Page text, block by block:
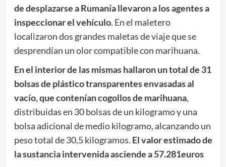
de desplazarse a Rumanía llevaron a los agentes a
inspeccionar el vehículo. En el maletero
localizaron dos grandes maletas de viaje que se
desprendían un olor compatible con marihuana.
En el interior de las mismas hallaron un total de 31
bolsas de plástico transparentes envasadas al
vacío, que contenían cogollos de marihuana,
distribuidas en 30 bolsas de un kilogramo y una
bolsa adicional de medio kilogramo, alcanzando un
peso total de 30,5 kilogramos. El valor estimado de
la sustancia intervenida asciende a 57.281euros